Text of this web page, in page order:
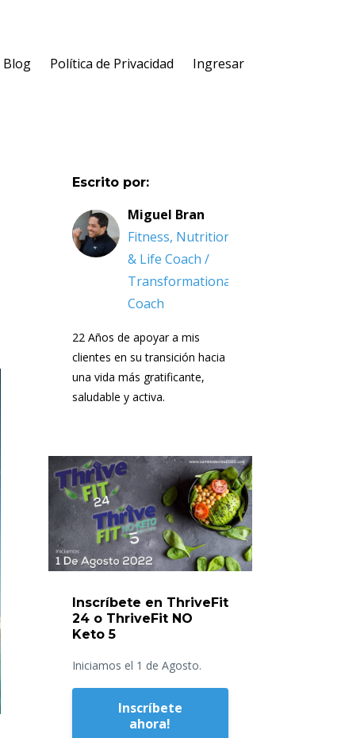
Blog Política de Privacidad Ingresar
Escrito por:
Miguel Bran
Fitness, Nutrition
& Life Coach /
Transformational
Coach
22 Años de apoyar a mis
clientes en su transición hacia
una vida más gratificante,
saludable y activa.
Inscríbete en ThriveFit
24 o ThriveFit NO
Keto 5
Iniciamos el 1 de Agosto.
Inscríbete
ahora!